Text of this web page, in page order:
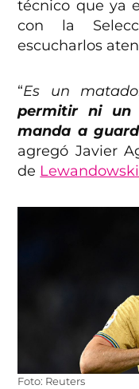
técnico que ya
con la
escucharlos
“Es un
permitir ni un
manda a
agregó Javier
de Lewandowski
Foto: Reuters